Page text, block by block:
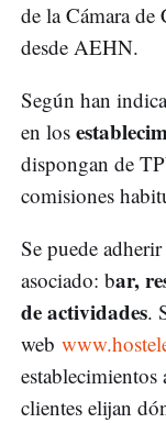
de la Cámara
desde AEHN.
Según han
en los
dispongan de
comisiones
Se puede
asociado: bar,
de actividades.
web
establecimientos
clientes elijan